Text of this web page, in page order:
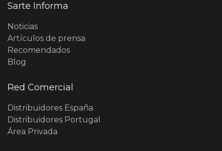
Sarte Informa
Noticias
Artículos de prensa
Recomendados
Blog
Red Comercial
Distribuidores España
Distribuidores Portugal
Área Privada